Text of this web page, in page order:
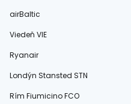
airBaltic
Viedeň VIE
Ryanair
Londýn Stansted STN
Rím Fiumicino FCO